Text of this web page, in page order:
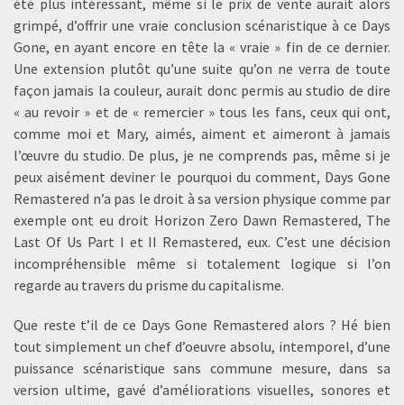
été plus intéressant, même si le prix de vente aurait alors
grimpé, d’offrir une vraie conclusion scénaristique à ce Days
Gone, en ayant encore en tête la « vraie » fin de ce dernier.
Une extension plutôt qu’une suite qu’on ne verra de toute
façon jamais la couleur, aurait donc permis au studio de dire
« au revoir » et de « remercier » tous les fans, ceux qui ont,
comme moi et Mary, aimés, aiment et aimeront à jamais
l’œuvre du studio. De plus, je ne comprends pas, même si je
peux aisément deviner le pourquoi du comment, Days Gone
Remastered n’a pas le droit à sa version physique comme par
exemple ont eu droit Horizon Zero Dawn Remastered, The
Last Of Us Part I et II Remastered, eux. C’est une décision
incompréhensible même si totalement logique si l’on
regarde au travers du prisme du capitalisme.
Que reste t’il de ce Days Gone Remastered alors ? Hé bien
tout simplement un chef d’oeuvre absolu, intemporel, d’une
puissance scénaristique sans commune mesure, dans sa
version ultime, gavé d’améliorations visuelles, sonores et